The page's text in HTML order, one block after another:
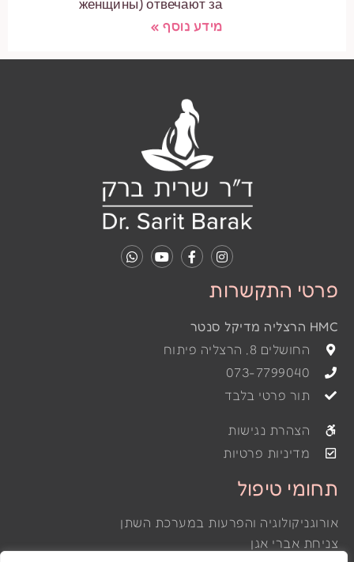
женщины) отвечают за
מידע נוסף »
תחומי טיפול
אורוגניקולוגיה והפרעות במערכת השתן
צניחת אברי אגן
פרטי התקשרות
HMC הרצליה מדיקל סנטר
החושלים 8, הרצליה פיתוח
073-7799040
תור פרטי בלבד
הצהרת נגישות
מדיניות פרטיות